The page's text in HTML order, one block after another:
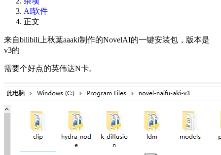
AI软件
正文
来自bilibili上秋葉aaaki制作的NovelAI的一键安装包，版本是
v3的
需要个好点的英伟达N卡。